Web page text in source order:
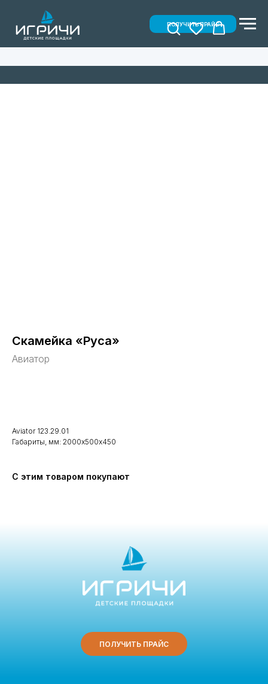
ПОЛУЧИТЬ ПРАЙС
Скамейка «Руса»
Авиатор
Aviator 123.29.01
Габариты, мм: 2000х500х450
С этим товаром покупают
ПОЛУЧИТЬ ПРАЙС